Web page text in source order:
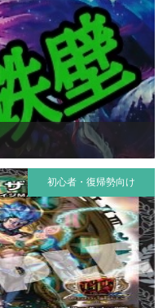
初心者・復帰勢向け